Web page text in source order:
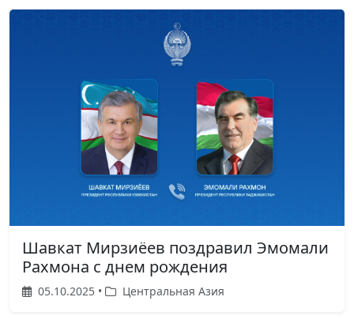
Шавкат Мирзиёев поздравил Эмомали
Рахмона с днем рождения
05.10.2025 • Центральная Азия